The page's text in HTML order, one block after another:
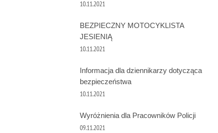
10.11.2021
BEZPIECZNY MOTOCYKLISTA
JESIENIĄ
10.11.2021
Informacja dla dziennikarzy dotycząca
bezpieczeństwa
10.11.2021
Wyróżnienia dla Pracowników Policji
09.11.2021